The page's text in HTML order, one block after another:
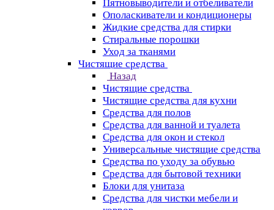
Пятновыводители и отбеливатели
Ополаскиватели и кондиционеры
Жидкие средства для стирки
Стиральные порошки
Уход за тканями
Чистящие средства
Назад
Чистящие средства
Чистящие средства для кухни
Средства для полов
Средства для ванной и туалета
Средства для окон и стекол
Универсальные чистящие средства
Средства по уходу за обувью
Средства для бытовой техники
Блоки для унитаза
Средства для чистки мебели и